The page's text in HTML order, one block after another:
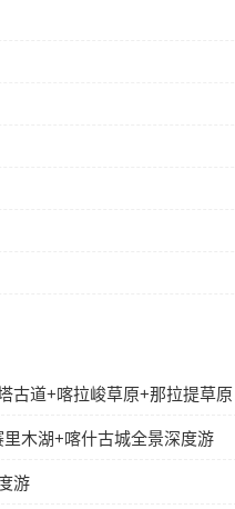
古道+喀拉峻草原+那拉提草原
木湖+喀什古城全景深度游
游